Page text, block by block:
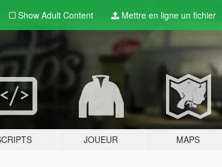
Show Adult Content Mettre en ligne un fichier
JOUEUR MAPS